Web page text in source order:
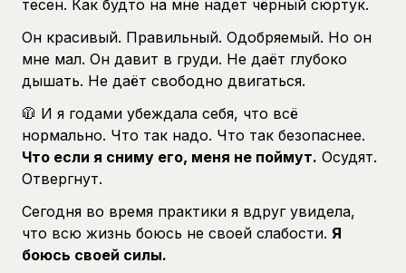
тесен. Как будто на мне надет чёрный сюртук.
Он красивый. Правильный. Одобряемый. Но он
мне мал. Он давит в груди. Не даёт глубоко
дышать. Не даёт свободно двигаться.
🧥 И я годами убеждала себя, что всё
нормально. Что так надо. Что так безопаснее.
Что если я сниму его, меня не поймут. Осудят.
Отвергнут.
Сегодня во время практики я вдруг увидела,
что всю жизнь боюсь не своей слабости. Я
боюсь своей силы.